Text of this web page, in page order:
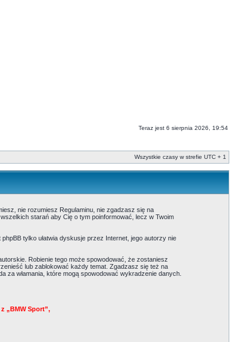
Teraz jest 6 sierpnia 2026, 19:54
Wszystkie czasy w strefie UTC + 1
nie rozumiesz Regulaminu, nie zgadzasz się na
starań aby Cię o tym poinformować, lecz w Twoim
phpBB tylko ułatwia dyskusje przez Internet, jego autorzy nie
Robienie tego może spowodować, że zostaniesz
lub zablokować każdy temat. Zgadzasz się też na
za włamania, które mogą spowodować wykradzenie danych.
„BMW Sport”,